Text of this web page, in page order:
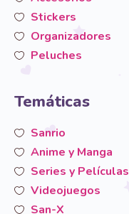
Stickers
Organizadores
Peluches
Temáticas
Sanrio
Anime y Manga
Series y Películas
Videojuegos
San-X